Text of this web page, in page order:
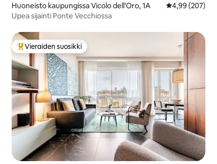
Huoneisto kaupungissa Vicolo dell'Oro, 1A
4,99 (207)
Upea sijainti Ponte Vecchiossa
Vieraiden suosikkien parhaimmistoa
Vieraiden suosikki